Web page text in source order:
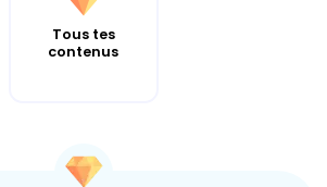
Tous tes
contenus